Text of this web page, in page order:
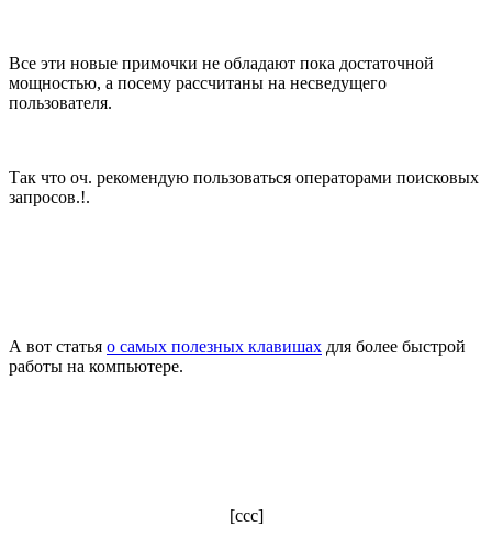
Все эти новые примочки не обладают пока достаточной
мощностью, а посему рассчитаны на несведущего
пользователя.
Так что оч. рекомендую пользоваться операторами поисковых
запросов.!.
А вот статья о самых полезных клавишах для более быстрой
работы на компьютере.
[ссс]